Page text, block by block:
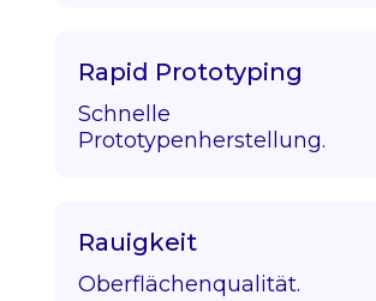
Rapid Prototyping
Schnelle
Prototypenherstellung.
Rauigkeit
Oberflächenqualität.